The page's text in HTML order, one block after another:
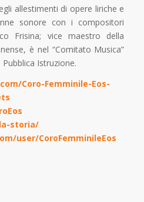
allestimenti di opere liriche e
sonore con i compositori
Frisina; vice maestro della
è nel “Comitato Musica”
Istruzione.
Coro-Femminile-Eos-
storia/
user/CoroFemminileEos